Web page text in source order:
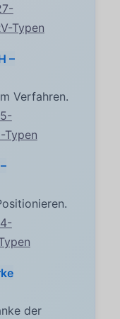
Typen
–
Verfahren.
Typen
der